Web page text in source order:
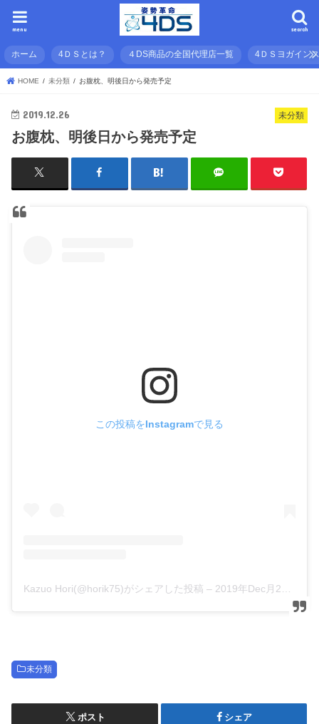
search
menu
ホーム 4ＤＳとは？ ４DS商品の全国代理店一覧 4ＤＳヨガイン
HOME 未分類 お腹枕、明後日から発売予定
未分類
2019.12.26
お腹枕、明後日から発売予定
この投稿をInstagramで見る
Kazuo Hori(@horik75)がシェアした投稿 – 2019年Dec月26日am5時31分PST
未分類
ポスト シェア